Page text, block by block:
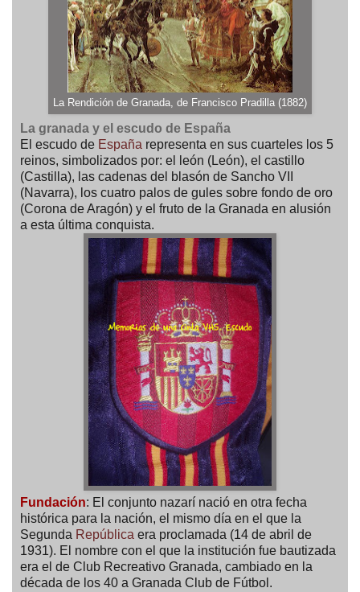
La Rendición de Granada, de Francisco Pradilla (1882)
La granada y el escudo de España
El escudo de España representa en sus cuarteles los 5
reinos, simbolizados por: el león (León), el castillo
(Castilla), las cadenas del blasón de Sancho VII
(Navarra), los cuatro palos de gules sobre fondo de oro
(Corona de Aragón) y el fruto de la Granada en alusión
a esta última conquista.
Fundación: El conjunto nazarí nació en otra fecha
histórica para la nación, el mismo día en el que la
Segunda República era proclamada (14 de abril de
1931). El nombre con el que la institución fue bautizada
era el de Club Recreativo Granada, cambiado en la
década de los 40 a Granada Club de Fútbol.